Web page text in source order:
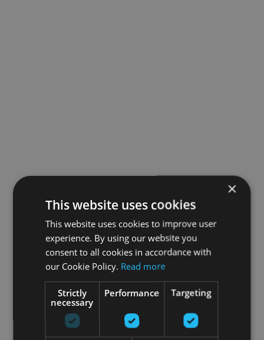
×
This website uses cookies
This website uses cookies to improve user
experience. By using our website you
consent to all cookies in accordance with
our Cookie Policy. Read more
Strictly
necessary
Performance Targeting